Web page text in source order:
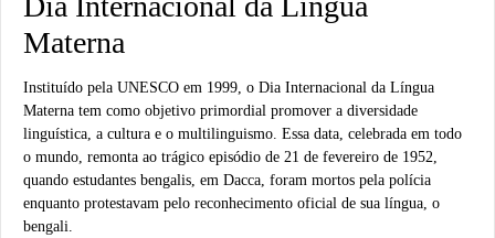
Materna
Instituído pela UNESCO em 1999, o Dia Internacional da Língua
Materna tem como objetivo primordial promover a diversidade
linguística, a cultura e o multilinguismo. Essa data, celebrada em todo
o mundo, remonta ao trágico episódio de 21 de fevereiro de 1952,
quando estudantes bengalis, em Dacca, foram mortos pela polícia
enquanto protestavam pelo reconhecimento oficial de sua língua, o
bengali.